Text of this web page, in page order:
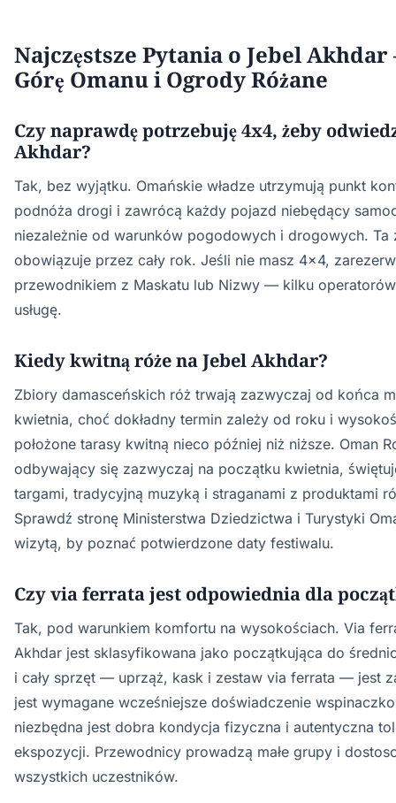
Najczęstsze Pytania o Jebel
Górę Omanu i Ogrody Różane
Czy naprawdę potrzebuję 4x4, żeby
Akhdar?
Tak, bez wyjątku. Omańskie władze utrzymują punkt
podnóża drogi i zawrócą każdy pojazd niebędący
niezależnie od warunków pogodowych i drogowych. Ta
obowiązuje przez cały rok. Jeśli nie masz 4x4,
przewodnikiem z Maskatu lub Nizwy — kilku
usługę.
Kiedy kwitną róże na Jebel Akhdar?
Zbiory damasceńskich róż trwają zazwyczaj od końca
kwietnia, choć dokładny termin zależy od roku i
położone tarasy kwitną nieco później niż niższe. Oman
odbywający się zazwyczaj na początku kwietnia,
targami, tradycyjną muzyką i straganami z produktami
Sprawdź stronę Ministerstwa Dziedzictwa i Turystyki
wizytą, by poznać potwierdzone daty festiwalu.
Czy via ferrata jest odpowiednia dla
Tak, pod warunkiem komfortu na wysokościach. Via
Akhdar jest sklasyfikowana jako początkująca do
i cały sprzęt — uprząż, kask i zestaw via ferrata — jest
jest wymagane wcześniejsze doświadczenie
niezbędna jest dobra kondycja fizyczna i autentyczna
ekspozycji. Przewodnicy prowadzą małe grupy i
wszystkich uczestników.